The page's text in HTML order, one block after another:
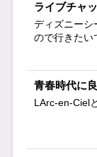
ライブチャ
ディズニーシ
ので行きたい
青春時代に
LArc-en-Ciel